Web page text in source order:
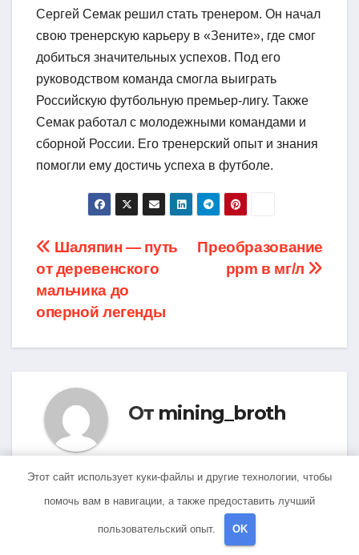
Сергей Семак решил стать тренером. Он начал
свою тренерскую карьеру в «Зените», где смог
добиться значительных успехов. Под его
руководством команда смогла выиграть
Российскую футбольную премьер-лигу. Также
Семак работал с молодежными командами и
сборной России. Его тренерский опыт и знания
помогли ему достичь успеха в футболе.
Навигация
по
записям
Преобразование
ppm в мг/л
Шаляпин — путь
от деревенского
мальчика до
оперной легенды
От mining_broth
Этот сайт использует куки-файлы и другие технологии, чтобы
помочь вам в навигации, а также предоставить лучший
пользовательский опыт. OK